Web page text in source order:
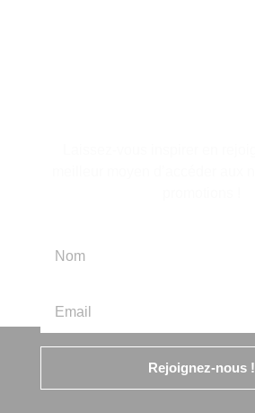
Rejoignez-nous !